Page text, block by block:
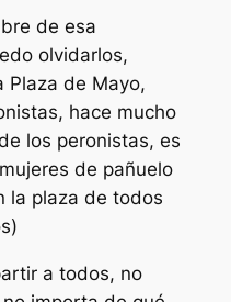
de esa
olvidarlos,
Plaza de Mayo,
hace mucho
los peronistas, es
de pañuelo
la plaza de todos
a todos, no